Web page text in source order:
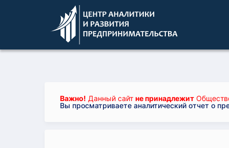
Важно! Данный сайт не принадлежит
Вы просматриваете аналитический отчет о